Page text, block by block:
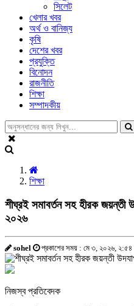
সিলেট
খেলার খবর
অর্থ ও বানিজ্য
কৃষি
দেশের খবর
প্রযুক্তি
বিনোদন
রাজনীতি
শিক্ষা
সম্পাদকীয়
শিক্ষা
শীঘ্রই সমাবর্তন সহ হীরক
২০২৬
sohel প্রকাশের সময় : মে ৩, ২০২৬, ২:৫৪
নিজস্ব প্রতিবেদক